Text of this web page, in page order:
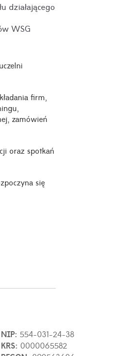
działającego
WSG
firm,
zamówień
oraz spotkań
się
NIP:554-031-24-38
KRS: 0000065582